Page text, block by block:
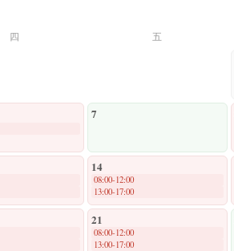
四 五
7
14
08:00-12:00
13:00-17:00
21
08:00-12:00
13:00-17:00